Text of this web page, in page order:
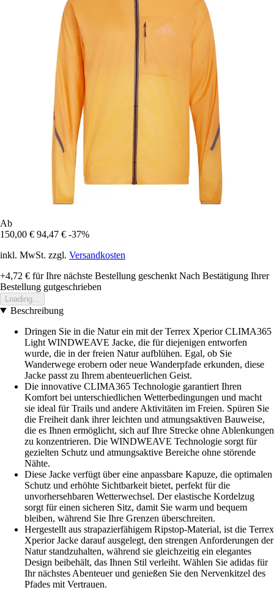
Ab
150,00 € 94,47 € -37%
inkl. MwSt. zzgl. Versandkosten
+4,72 € für Ihre nächste Bestellung geschenkt Nach Bestätigung Ihrer
Bestellung gutgeschrieben
Loading...
Beschreibung
Dringen Sie in die Natur ein mit der Terrex Xperior CLIMA365
Light WINDWEAVE Jacke, die für diejenigen entworfen
wurde, die in der freien Natur aufblühen. Egal, ob Sie
Wanderwege erobern oder neue Wanderpfade erkunden, diese
Jacke passt zu Ihrem abenteuerlichen Geist.
Die innovative CLIMA365 Technologie garantiert Ihren
Komfort bei unterschiedlichen Wetterbedingungen und macht
sie ideal für Trails und andere Aktivitäten im Freien. Spüren Sie
die Freiheit dank ihrer leichten und atmungsaktiven Bauweise,
die es Ihnen ermöglicht, sich auf Ihre Strecke ohne Ablenkungen
zu konzentrieren. Die WINDWEAVE Technologie sorgt für
gezielten Schutz und atmungsaktive Bereiche ohne störende
Nähte.
Diese Jacke verfügt über eine anpassbare Kapuze, die optimalen
Schutz und erhöhte Sichtbarkeit bietet, perfekt für die
unvorhersehbaren Wetterwechsel. Der elastische Kordelzug
sorgt für einen sicheren Sitz, damit Sie warm und bequem
bleiben, während Sie Ihre Grenzen überschreiten.
Hergestellt aus strapazierfähigem Ripstop-Material, ist die Terrex
Xperior Jacke darauf ausgelegt, den strengen Anforderungen der
Natur standzuhalten, während sie gleichzeitig ein elegantes
Design beibehält, das Ihnen Stil verleiht. Wählen Sie adidas für
Ihr nächstes Abenteuer und genießen Sie den Nervenkitzel des
Pfades mit Vertrauen.